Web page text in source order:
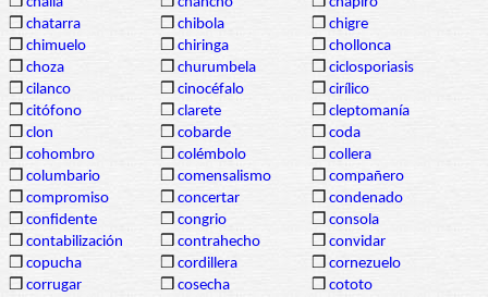
❒ chatarra ❒ chibola ❒ chigre
❒ chimuelo ❒ chiringa ❒ chollonca
❒ choza ❒ churumbela ❒ ciclosporiasis
❒ cilanco ❒ cinocéfalo ❒ cirílico
❒ citófono ❒ clarete ❒ cleptomanía
❒ clon ❒ cobarde ❒ coda
❒ cohombro ❒ colémbolo ❒ collera
❒ columbario ❒ comensalismo ❒ compañero
❒ compromiso ❒ concertar ❒ condenado
❒ confidente ❒ congrio ❒ consola
❒ contabilización ❒ contrahecho ❒ convidar
❒ copucha ❒ cordillera ❒ cornezuelo
❒ corrugar ❒ cosecha ❒ cototo